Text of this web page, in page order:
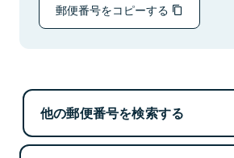
郵便番号をコピーする
他の郵便番号を検索する